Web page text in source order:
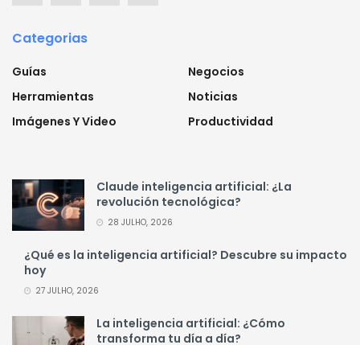
Categorias
Guías
Herramientas
Imágenes Y Video
Negocios
Noticias
Productividad
Claude inteligencia artificial: ¿La
revolución tecnológica?
28 JULHO, 2026
¿Qué es la inteligencia artificial? Descubre su impacto
hoy
27 JULHO, 2026
La inteligencia artificial: ¿Cómo
transforma tu día a día?